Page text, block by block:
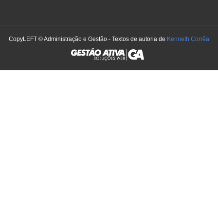
CopyLEFT © Administração e Gestão - Textos de autoria de Kenneth Corrêa